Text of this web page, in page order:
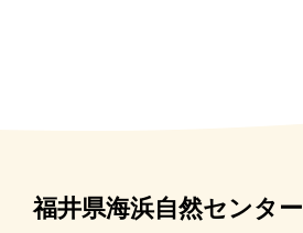
福井県海浜自然センター